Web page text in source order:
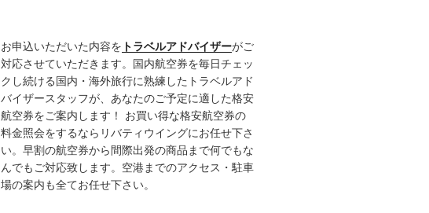
お申込いただいた内容を トラベルアドバイザーがご
対応させていただきます。国内航空券を毎日チェッ
クし続ける国内・海外旅行に熟練したトラベルアド
バイザースタッフが、あなたのご予定に適した格安
航空券をご案内します！ お買い得な格安航空券の
料金照会をするならリバティウイングにお任せ下さ
い。早割の航空券から間際出発の商品まで何でもな
んでもご対応致します。空港までのアクセス・駐車
場の案内も全てお任せ下さい。